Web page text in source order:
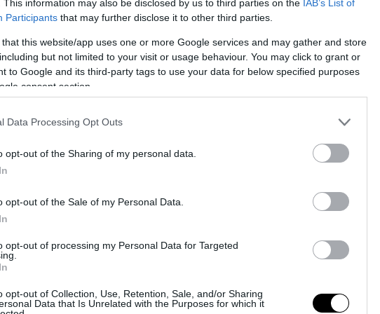
This information may also be disclosed by us to third parties on the IAB’s List of
Participants that may further disclose it to other third parties.
that this website/app uses one or more Google services and may gather and store
but not limited to your visit or usage behaviour. You may click to grant or
to Google and its third-party tags to use your data for below specified purposes
consent section.
Data Processing Opt Outs
opt-out of the Sharing of my personal data.
opt-out of the Sale of my Personal Data.
opt-out of processing my Personal Data for Targeted
opt-out of Collection, Use, Retention, Sale, and/or Sharing
Data that Is Unrelated with the Purposes for which it
“Sex Fraud”
è avvenuto nell’ottobre 2021, nel contesto dell’operazione di polizia
Fraud, condotta dalla polizia civile di Goiás. Secondo quanto riferito dalla Cnn
più dettagliati sulle pazienti nelle loro parti intime. Ma secondo i giudici era
affermato nelle motivazioni della sentenza: “Quello che a prima vista può
rivela un modus operandi per mascherare
l’intento lascivo travestito da tecnica
come ha fatto nei consulti delle vittime (come hanno riferito in tribunale), durante